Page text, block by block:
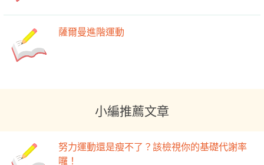
薩爾曼進階運動
小編推薦文章
努力運動還是瘦不了？該檢視你的基礎代謝率
囉！